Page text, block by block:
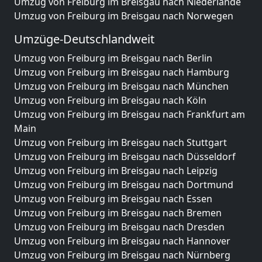
Umzug von Freiburg im Breisgau nach Norwegen
Umzüge-Deutschlandweit
Umzug von Freiburg im Breisgau nach Berlin
Umzug von Freiburg im Breisgau nach Hamburg
Umzug von Freiburg im Breisgau nach München
Umzug von Freiburg im Breisgau nach Köln
Umzug von Freiburg im Breisgau nach Frankfurt am
Main
Umzug von Freiburg im Breisgau nach Stuttgart
Umzug von Freiburg im Breisgau nach Düsseldorf
Umzug von Freiburg im Breisgau nach Leipzig
Umzug von Freiburg im Breisgau nach Dortmund
Umzug von Freiburg im Breisgau nach Essen
Umzug von Freiburg im Breisgau nach Bremen
Umzug von Freiburg im Breisgau nach Dresden
Umzug von Freiburg im Breisgau nach Hannover
Umzug von Freiburg im Breisgau nach Nürnberg